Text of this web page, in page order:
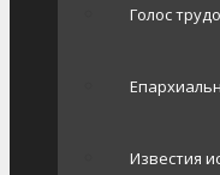
Голос
Известия